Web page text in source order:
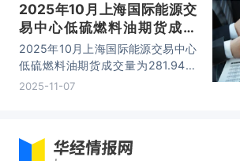
2025年10月上海国际能源交
易中心低硫燃料油期货成交
量、成交金额及成交均价统计
2025年10月上海国际能源交易中心
低硫燃料油期货成交量为281.94万
手，成交金额为901.57亿元，成交
2025-11-07